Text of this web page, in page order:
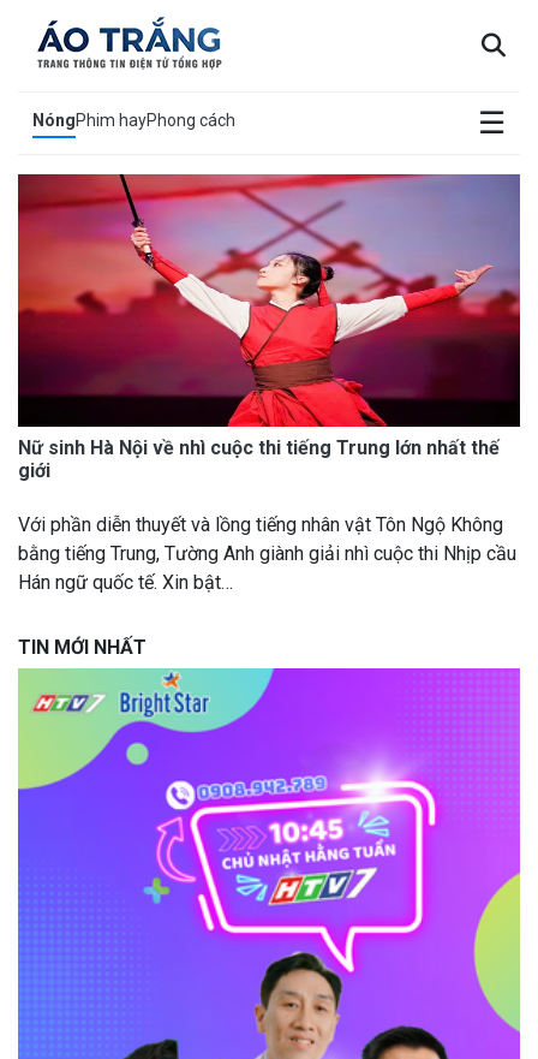
NóngPhim hayPhong cách ☰
×
Nữ sinh Hà Nội về nhì cuộc thi tiếng Trung lớn nhất thế
giới
Với phần diễn thuyết và lồng tiếng nhân vật Tôn Ngộ Không
bằng tiếng Trung, Tường Anh giành giải nhì cuộc thi Nhịp cầu
Hán ngữ quốc tế. Xin bật…
TIN MỚI NHẤT